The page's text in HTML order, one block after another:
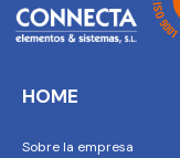
HOME
Sobre la empresa